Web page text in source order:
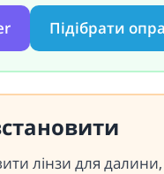
Підібрати
лінзи для